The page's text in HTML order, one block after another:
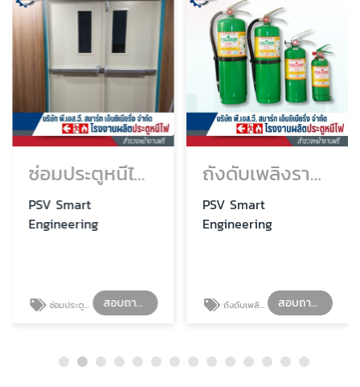
ซ่อมประตูหนีไฟด่วน
PSV Smart
Engineering
ซ่อมประตูหนีไฟด่วน สอบถามรายละเอียด
ถังดับเพลิงราคาโรงงาน
PSV Smart
Engineering
ถังดับเพลิงราคาโรงงาน สอบถามรายละเอียด